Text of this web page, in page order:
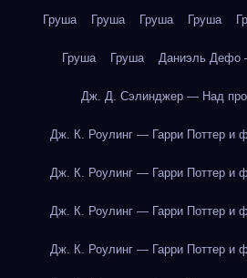
Груша Груша Груша Груша
Груша Груша Даниэль Дефо
Дж. Д. Сэлинджер — Над
Дж. К. Роулинг — Гарри Поттер и
Дж. К. Роулинг — Гарри Поттер и
Дж. К. Роулинг — Гарри Поттер и
Дж. К. Роулинг — Гарри Поттер и